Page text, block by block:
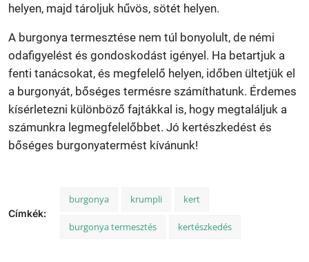
helyen, majd tároljuk hűvös, sötét helyen.
A burgonya termesztése nem túl bonyolult, de némi
odafigyelést és gondoskodást igényel. Ha betartjuk a
fenti tanácsokat, és megfelelő helyen, időben ültetjük el
a burgonyát, bőséges termésre számíthatunk. Érdemes
kísérletezni különböző fajtákkal is, hogy megtaláljuk a
számunkra legmegfelelőbbet. Jó kertészkedést és
bőséges burgonyatermést kívánunk!
Címkék:
burgonya krumpli kert
burgonya termesztés kertészkedés